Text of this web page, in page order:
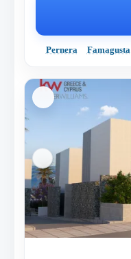
Pernera Famagusta